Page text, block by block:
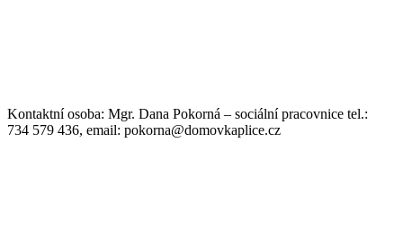
Kontaktní osoba: Mgr. Dana Pokorná – sociální pracovnice tel.:
734 579 436, email: pokorna@domovkaplice.cz